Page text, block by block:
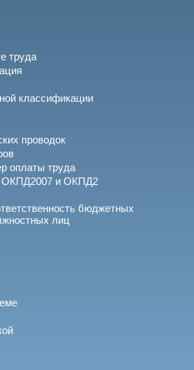
труда
классификации
проводок
оплаты труда
ОКПД2007 и ОКПД2
бюджетных
лиц